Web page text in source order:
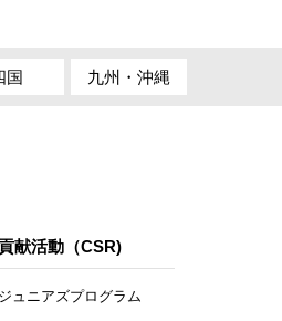
国 九州・沖縄
献活動（CSR)
ュニアズプログラム